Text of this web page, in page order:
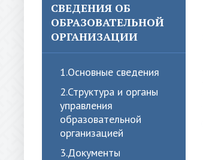
СВЕДЕНИЯ ОБ
ОБРАЗОВАТЕЛЬНОЙ
ОРГАНИЗАЦИИ
1.Oсновные сведения
2.Структура и органы
управления
образовательной
организацией
3.Документы